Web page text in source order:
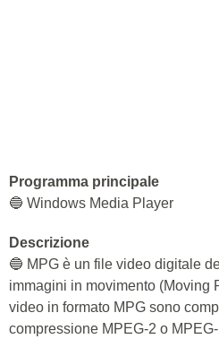
Programma principale
🔵 Windows Media Player
Descrizione
🔵 MPG è un file video digitale
immagini in movimento (Moving
video in formato MPG sono
compressione MPEG-2 o